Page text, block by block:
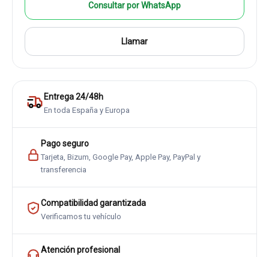
Consultar por WhatsApp
Llamar
Entrega 24/48h
En toda España y Europa
Pago seguro
Tarjeta, Bizum, Google Pay, Apple Pay, PayPal y
transferencia
Compatibilidad garantizada
Verificamos tu vehículo
Atención profesional